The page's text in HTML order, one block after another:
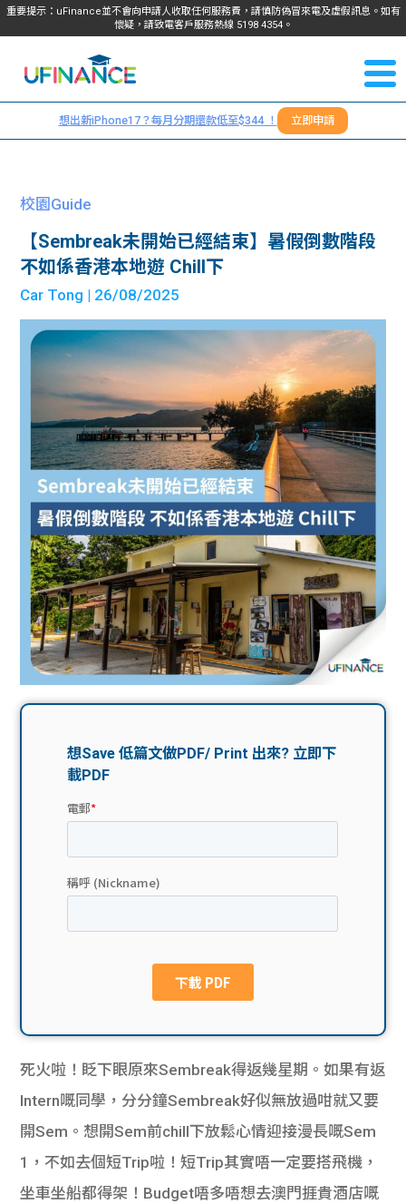
重要提示：uFinance並不會向申請人收取任何服務費，請慎防偽冒來電及虛假訊息。如有
懷疑，請致電客戶服務熱線 5198 4354。
我們
服務
學生
貸款
貸款
計算
機
學生
分享
大學
生學
貸款
網上
私人
貸款
計數
機
學生
資訊
Blog
大專
生筍
工推
搵工
Gui
de
ge
校園
Gui
理財
Gui
de
常見
問題
學生
福利
uFina
nce
校園
贊助
聯絡
我們
們
＋
想出新iPhone17？每月分期還款低至$344 ！ 立即申請
校園Guide
【Sembreak未開始已經結束】暑假倒數階段
不如係香港本地遊 Chill下
Car Tong | 26/08/2025
死火啦！眨下眼原來Sembreak得返幾星期。如果有返
Intern嘅同學，分分鐘Sembreak好似無放過咁就又要
開Sem。想開Sem前chill下放鬆心情迎接漫長嘅Sem
1，不如去個短Trip啦！短Trip其實唔一定要搭飛機，
坐車坐船都得架！Budget唔多唔想去澳門捱貴酒店嘅